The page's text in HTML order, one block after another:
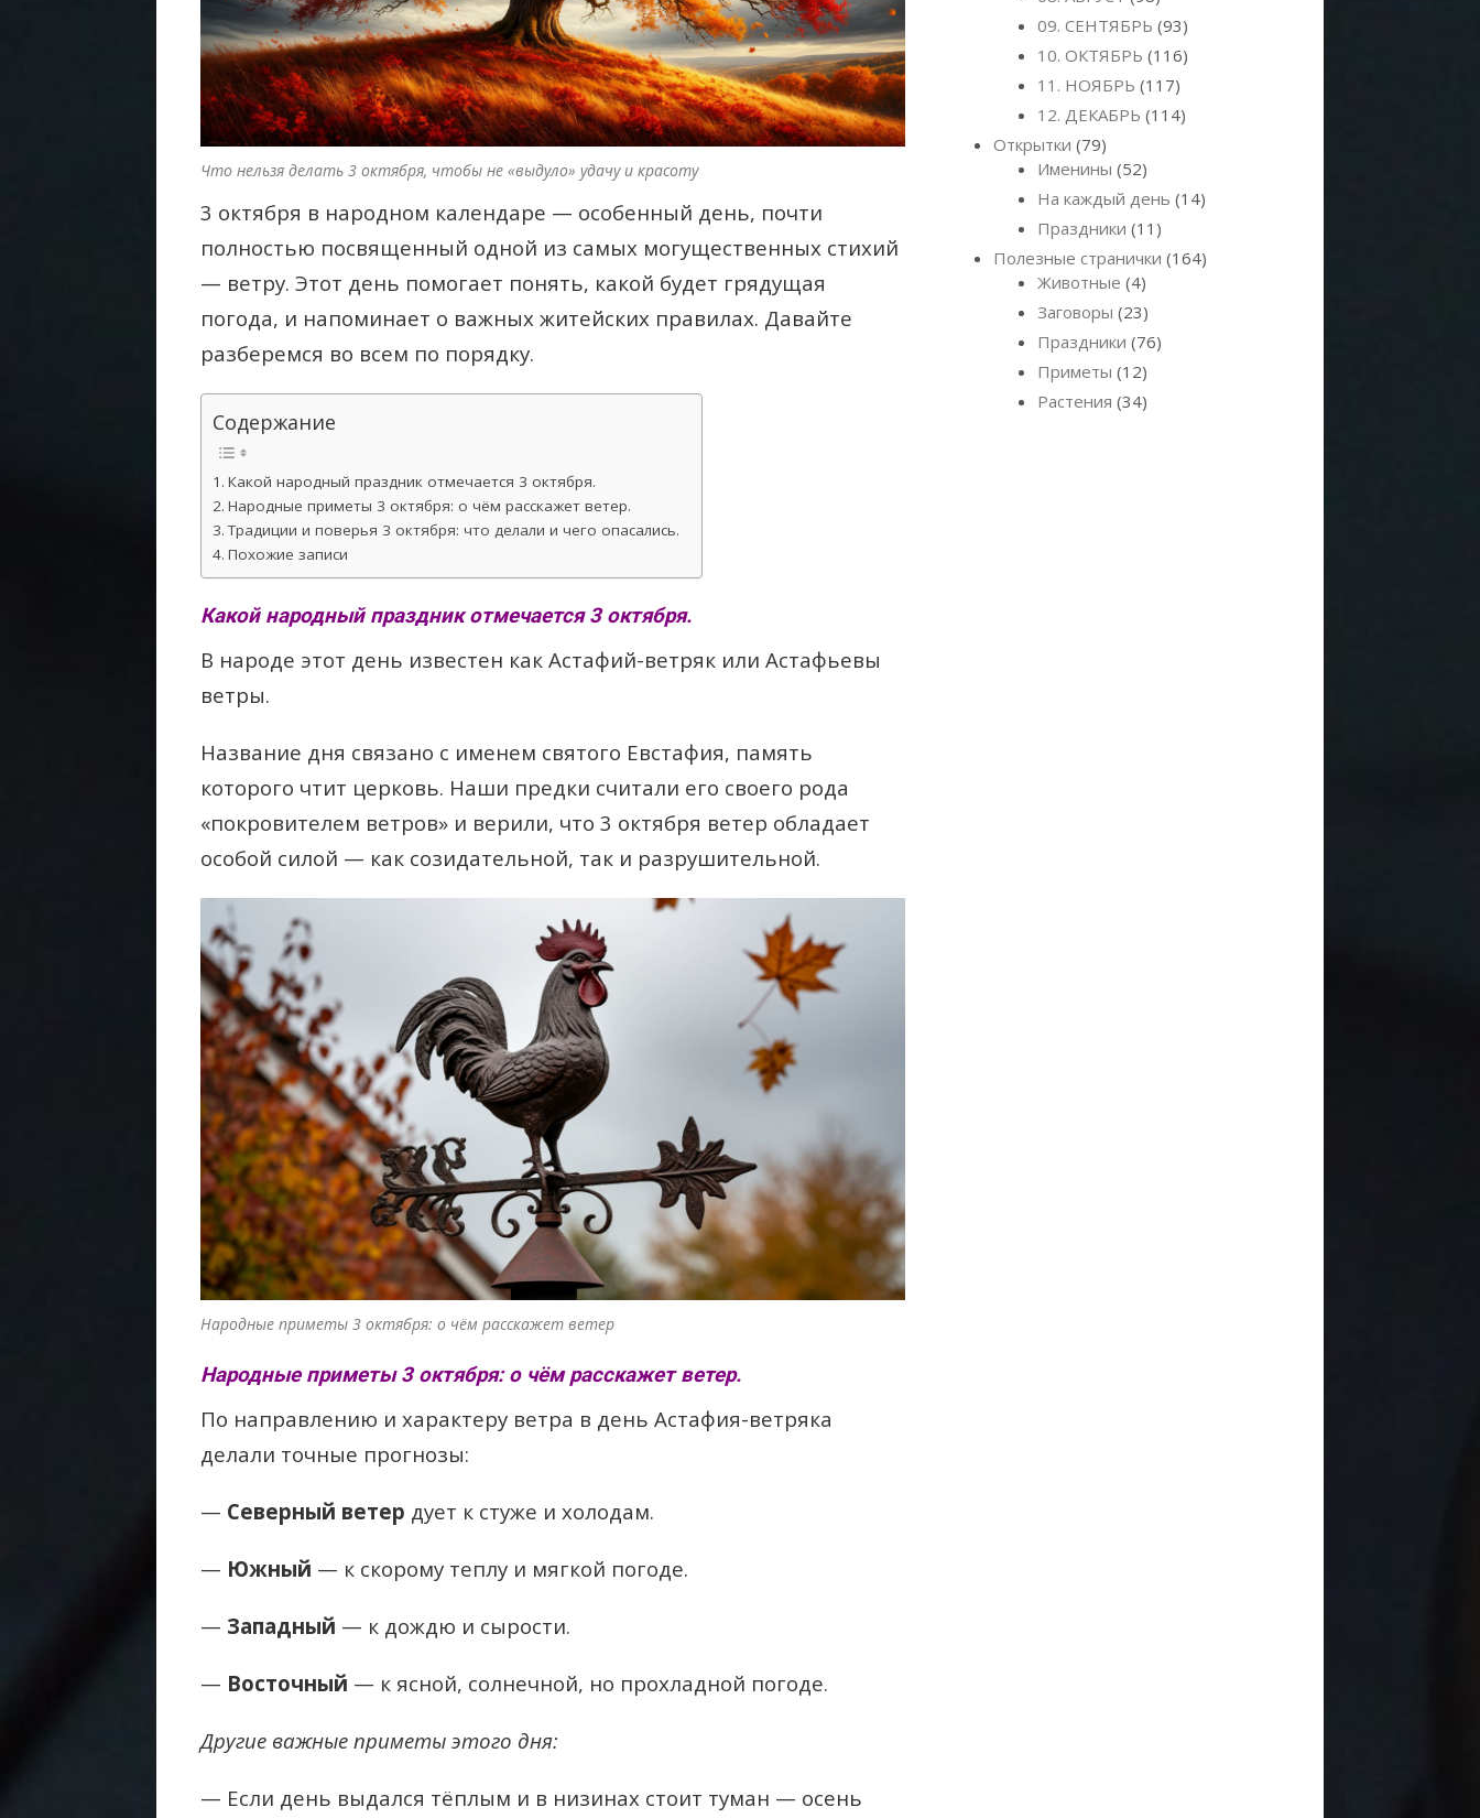
Что нельзя делать 3 октября, чтобы не «выдуло» удачу и красоту
3 октября в народном календаре — особенный день, почти
полностью посвященный одной из самых могущественных стихий
— ветру. Этот день помогает понять, какой будет грядущая
погода, и напоминает о важных житейских правилах. Давайте
разберемся во всем по порядку.
Содержание
Какой народный праздник отмечается 3 октября.
Народные приметы 3 октября: о чём расскажет ветер.
Традиции и поверья 3 октября: что делали и чего опасались.
Похожие записи
Какой народный праздник отмечается 3 октября.
В народе этот день известен как Астафий-ветряк или Астафьевы
ветры.
Название дня связано с именем святого Евстафия, память
которого чтит церковь. Наши предки считали его своего рода
«покровителем ветров» и верили, что 3 октября ветер обладает
особой силой — как созидательной, так и разрушительной.
Народные приметы 3 октября: о чём расскажет ветер
Народные приметы 3 октября: о чём расскажет ветер.
По направлению и характеру ветра в день Астафия-ветряка
делали точные прогнозы:
— Северный ветер дует к стуже и холодам.
— Южный — к скорому теплу и мягкой погоде.
— Западный — к дождю и сырости.
— Восточный — к ясной, солнечной, но прохладной погоде.
Другие важные приметы этого дня:
— Если день выдался тёплым и в низинах стоит туман — осень
09. СЕНТЯБРЬ (93)
10. ОКТЯБРЬ (116)
11. НОЯБРЬ (117)
12. ДЕКАБРЬ (114)
Открытки (79)
Именины (52)
На каждый день (14)
Праздники (11)
Полезные странички (164)
Животные (4)
Заговоры (23)
Праздники (76)
Приметы (12)
Растения (34)